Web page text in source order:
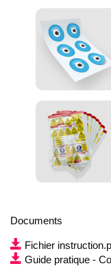
Documents
Fichier
Guide pratique -